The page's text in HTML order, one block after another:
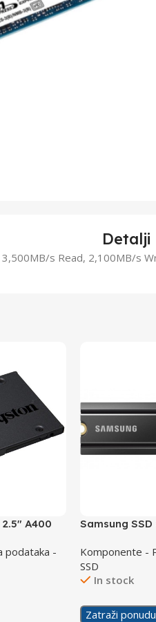
Detalji
s Read, 2,100MB/s
A400
podataka -
Samsung
Komponente -
SSD
In stock
Zatraži ponudu